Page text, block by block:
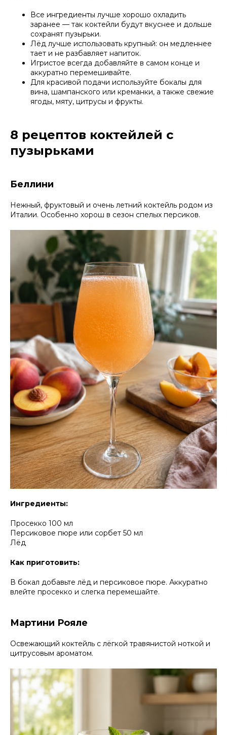
Все ингредиенты лучше хорошо охладить
заранее — так коктейли будут вкуснее и дольше
сохранят пузырьки.
Лёд лучше использовать крупный: он медленнее
тает и не разбавляет напиток.
Игристое всегда добавляйте в самом конце и
аккуратно перемешивайте.
Для красивой подачи используйте бокалы для
вина, шампанского или креманки, а также свежие
ягоды, мяту, цитрусы и фрукты.
8 рецептов коктейлей с
пузырьками
Беллини
Нежный, фруктовый и очень летний коктейль родом из
Италии. Особенно хорош в сезон спелых персиков.
Ингредиенты:
Просекко 100 мл
Персиковое пюре или сорбет 50 мл
Лёд
Как приготовить:
В бокал добавьте лёд и персиковое пюре. Аккуратно
влейте просекко и слегка перемешайте.
Мартини Рояле
Освежающий коктейль с лёгкой травянистой ноткой и
цитрусовым ароматом.